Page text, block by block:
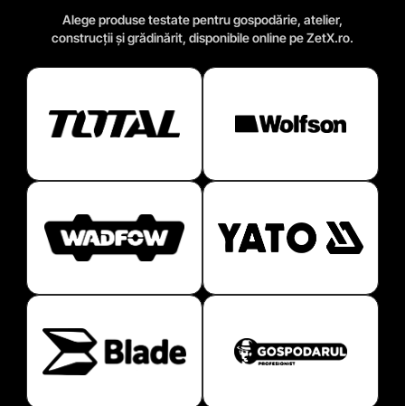
Alege produse testate pentru gospodărie, atelier,
construcții și grădinărit, disponibile online pe ZetX.ro.